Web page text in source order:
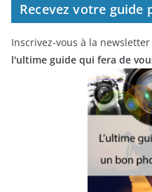
Recevez votre guide
Inscrivez-vous à la
l'ultime guide qui fera de